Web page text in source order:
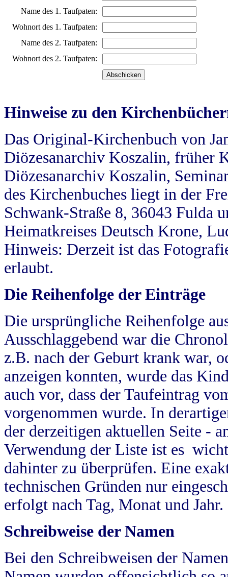
Name des 1. Taufpaten:
Wohnort des 1. Taufpaten:
Name des 2. Taufpaten:
Wohnort des 2. Taufpaten:
Hinweise zu den
Das Original-Kirchenbuch von
Diözesanarchiv Koszalin, früher
Diözesanarchiv Koszalin,
des Kirchenbuches liegt in der
Schwank-Straße 8, 36043 Fulda
Heimatkreises Deutsch Krone,
Hinweis: Derzeit ist das
erlaubt.
Die Reihenfolge der Einträge
Die ursprüngliche Reihenfolge
Ausschlaggebend war die
z.B. nach der Geburt krank war,
anzeigen konnten, wurde das
auch vor, dass der Taufeintrag
vorgenommen wurde. In
der derzeitigen aktuellen Seite -
Verwendung der Liste ist es
dahinter zu überprüfen. Eine
technischen Gründen nur
erfolgt nach Tag, Monat und Jahr.
Schreibweise der Namen
Bei den Schreibweisen der